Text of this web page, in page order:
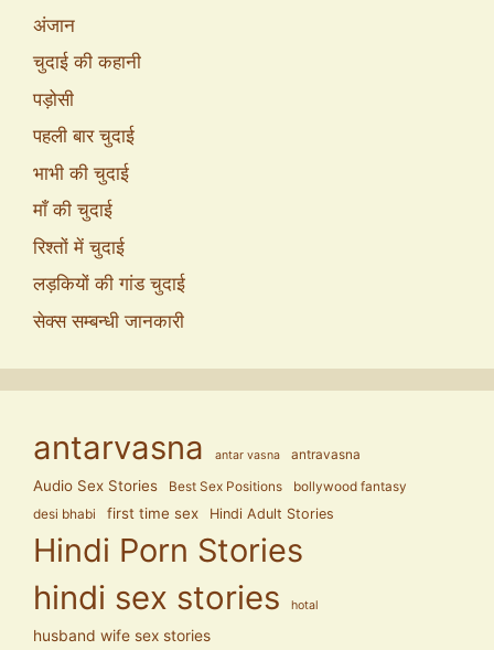
अंजान
चुदाई की कहानी
पड़ोसी
पहली बार चुदाई
भाभी की चुदाई
माँ की चुदाई
रिश्तों में चुदाई
लड़कियों की गांड चुदाई
सेक्स सम्बन्धी जानकारी
antarvasna antar vasna antravasna
Audio Sex Stories Best Sex Positions
bollywood fantasy
desi bhabi
first time sex Hindi Adult Stories
Hindi Porn Stories
hindi sex stories
hotal
husband wife sex stories